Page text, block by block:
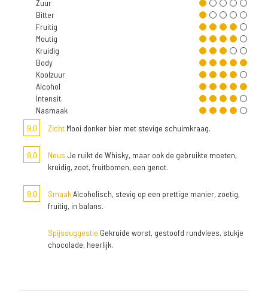
Zuur
Bitter
Fruitig
Moutig
Kruidig
Body
Koolzuur
Alcohol
Intensit.
Nasmaak
9,0
Zicht Mooi donker bier met stevige schuimkraag.
9,0 Neus Je ruikt de Whisky, maar ook de gebruikte moeten,
kruidig, zoet, fruitbomen, een genot.
9,0 SmaakAlcoholisch, stevig op een prettige manier, zoetig,
fruitig, in balans.
Spijssuggestie Gekruide worst, gestoofd rundvlees, stukje
chocolade, heerlijk.